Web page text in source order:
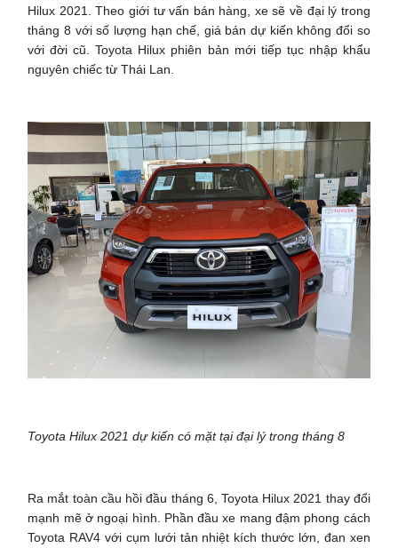
Hilux 2021. Theo giới tư vấn bán hàng, xe sẽ về đại lý trong
tháng 8 với số lượng hạn chế, giá bán dự kiến không đổi so
với đời cũ. Toyota Hilux phiên bản mới tiếp tục nhập khẩu
nguyên chiếc từ Thái Lan.
Toyota Hilux 2021 dự kiến có mặt tại đại lý trong tháng 8
Ra mắt toàn cầu hồi đầu tháng 6, Toyota Hilux 2021 thay đổi
mạnh mẽ ở ngoại hình. Phần đầu xe mang đậm phong cách
Toyota RAV4 với cụm lưới tản nhiệt kích thước lớn, đan xen